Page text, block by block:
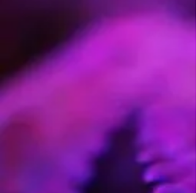
Efecto Social y eufórico, cerebral,
risueño, energético
Productividad en Exterior (g) 600-750
Productividad Indoor (g) 700 gr/m²
Tiempo de Floración (días) 60 - 65
Mes de Cosecha Exterior
Feminizada 1st-2nd week
Altura (cm) 90/100cm
Altura en Interior (cm) 90/100cm
Altura en Exterior (cm) 90/100cm
% Índica 70%